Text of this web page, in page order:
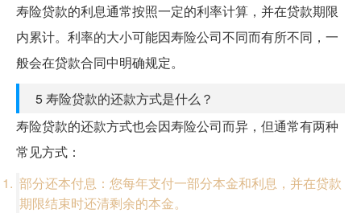
寿险贷款的利息通常按照一定的利率计算，并在贷款期限
内累计。利率的大小可能因寿险公司不同而有所不同，一
般会在贷款合同中明确规定。
5 寿险贷款的还款方式是什么？
寿险贷款的还款方式也会因寿险公司而异，但通常有两种
常见方式：
部分还本付息：您每年支付一部分本金和利息，并在贷款
期限结束时还清剩余的本金。